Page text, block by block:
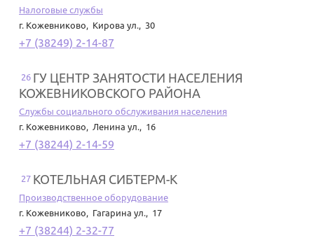
Налоговые службы
г. Кожевниково, Кирова ул., 30
+7 (38249) 2-14-87
26 ГУ ЦЕНТР ЗАНЯТОСТИ НАСЕЛЕНИЯ
КОЖЕВНИКОВСКОГО РАЙОНА
Службы социального обслуживания населения
г. Кожевниково, Ленина ул., 16
+7 (38244) 2-14-59
27 КОТЕЛЬНАЯ СИБТЕРМ-К
Производственное оборудование
г. Кожевниково, Гагарина ул., 17
+7 (38244) 2-32-77